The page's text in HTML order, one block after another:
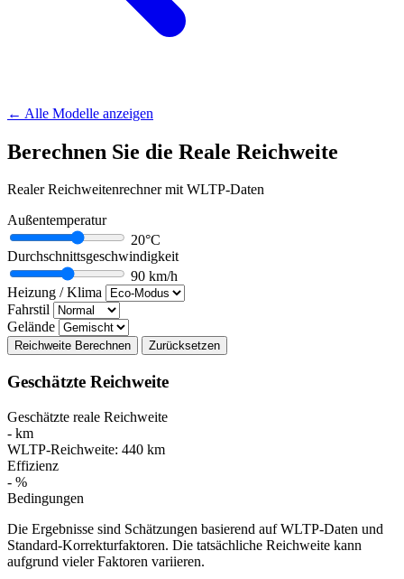
← Alle Modelle anzeigen
Berechnen Sie die Reale Reichweite
Realer Reichweitenrechner mit WLTP-Daten
Außentemperatur
20°C
Durchschnittsgeschwindigkeit
90 km/h
Heizung / Klima
Fahrstil
Gelände
Reichweite Berechnen Zurücksetzen
Geschätzte Reichweite
Geschätzte reale Reichweite
- km
WLTP-Reichweite: 440 km
Effizienz
- %
Bedingungen
Die Ergebnisse sind Schätzungen basierend auf WLTP-Daten und
Standard-Korrekturfaktoren. Die tatsächliche Reichweite kann
aufgrund vieler Faktoren variieren.